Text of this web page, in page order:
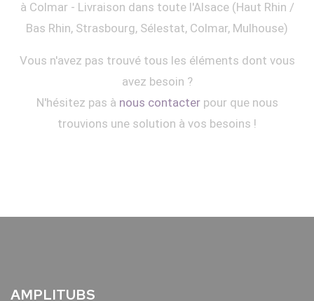
à Colmar - Livraison dans toute l'Alsace (Haut Rhin /
Bas Rhin, Strasbourg, Sélestat, Colmar, Mulhouse)
Vous n'avez pas trouvé tous les éléments dont vous
avez besoin ?
N'hésitez pas à nous contacterpour que nous
trouvions une solution à vos besoins !
AMPLITUBS